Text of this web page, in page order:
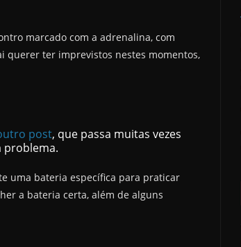
marcado com a adrenalina, com
querer ter imprevistos nestes momentos,
post, que passa muitas vezes
problema.
uma bateria específica para praticar
a bateria certa, além de alguns